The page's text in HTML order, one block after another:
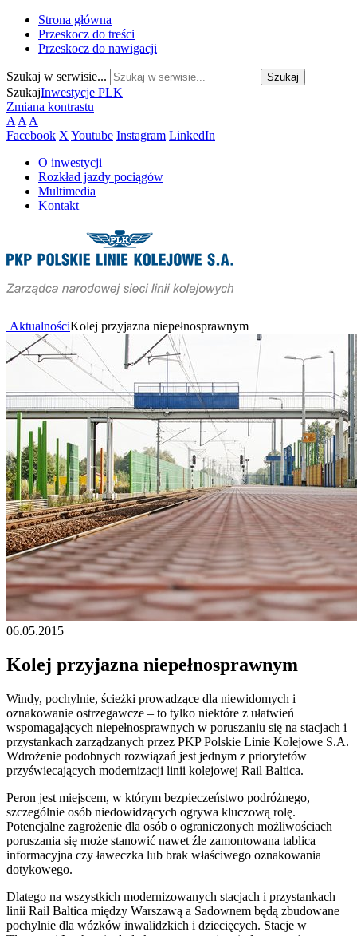
Strona główna
Przeskocz do treści
Przeskocz do nawigacji
Szukaj w serwisie...
SzukajInwestycje PLK
Zmiana kontrastu
A A A
Facebook X Youtube Instagram LinkedIn
O inwestycji
Rozkład jazdy pociągów
Multimedia
Kontakt
AktualnościKolej przyjazna niepełnosprawnym
06.05.2015
Kolej przyjazna niepełnosprawnym
Windy, pochylnie, ścieżki prowadzące dla niewidomych i
oznakowanie ostrzegawcze – to tylko niektóre z ułatwień
wspomagających niepełnosprawnych w poruszaniu się na stacjach i
przystankach zarządzanych przez PKP Polskie Linie Kolejowe S.A.
Wdrożenie podobnych rozwiązań jest jednym z priorytetów
przyświecających modernizacji linii kolejowej Rail Baltica.
Peron jest miejscem, w którym bezpieczeństwo podróżnego,
szczególnie osób niedowidzących ogrywa kluczową rolę.
Potencjalne zagrożenie dla osób o ograniczonych możliwościach
poruszania się może stanowić nawet źle zamontowana tablica
informacyjna czy ławeczka lub brak właściwego oznakowania
dotykowego.
Dlatego na wszystkich modernizowanych stacjach i przystankach
linii Rail Baltica między Warszawą a Sadownem będą zbudowane
pochylnie dla wózków inwalidzkich i dziecięcych. Stacje w